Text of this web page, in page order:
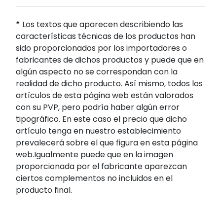
* Los textos que aparecen describiendo las
características técnicas de los productos han
sido proporcionados por los importadores o
fabricantes de dichos productos y puede que en
algún aspecto no se correspondan con la
realidad de dicho producto. Así mismo, todos los
artículos de esta página web están valorados
con su PVP, pero podría haber algún error
tipográfico. En este caso el precio que dicho
artículo tenga en nuestro establecimiento
prevalecerá sobre el que figura en esta página
web.Igualmente puede que en la imagen
proporcionada por el fabricante aparezcan
ciertos complementos no incluidos en el
producto final.